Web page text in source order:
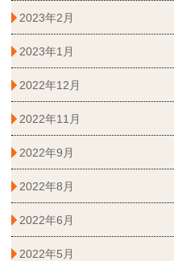
2023年2月
2023年1月
2022年12月
2022年11月
2022年9月
2022年8月
2022年6月
2022年5月